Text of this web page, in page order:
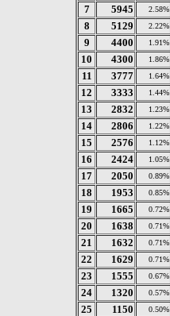
7 5945 2.58%
8 5129 2.22%
9 4400 1.91%
10 4300 1.86%
11 3777 1.64%
12 3333 1.44%
13 2832 1.23%
14 2806 1.22%
15 2576 1.12%
16 2424 1.05%
17 2050 0.89%
18 1953 0.85%
19 1665 0.72%
20 1638 0.71%
21 1632 0.71%
22 1629 0.71%
23 1555 0.67%
24 1320 0.57%
25 1150 0.50%